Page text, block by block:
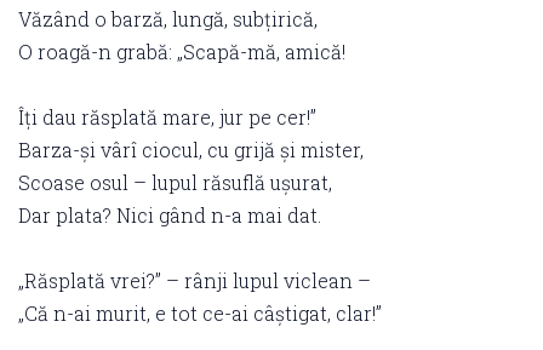
Văzând o barză, lungă, subțirică,
O roagă-n grabă: „Scapă-mă, amică!
Îți dau răsplată mare, jur pe cer!”
Barza-și vârî ciocul, cu grijă și mister,
Scoase osul – lupul răsuflă ușurat,
Dar plata? Nici gând n-a mai dat.
„Răsplată vrei?” – rânji lupul viclean –
„Că n-ai murit, e tot ce-ai câștigat, clar!”